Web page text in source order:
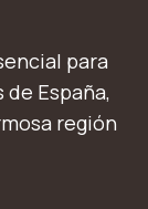
para
España,
región